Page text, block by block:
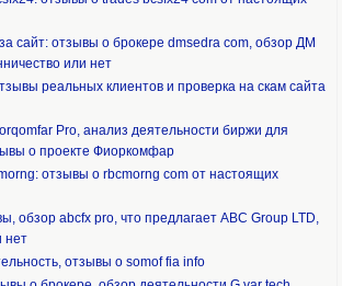
сайт: отзывы о брокере dmsedra com, обзор ДМ
или нет
реальных клиентов и проверка на скам сайта
Pro, анализ деятельности биржи для
о проекте Фиоркомфар
отзывы о rbcmorng com от настоящих
обзор abcfx pro, что предлагает ABC Group LTD,
нет
отзывы о somof fia info